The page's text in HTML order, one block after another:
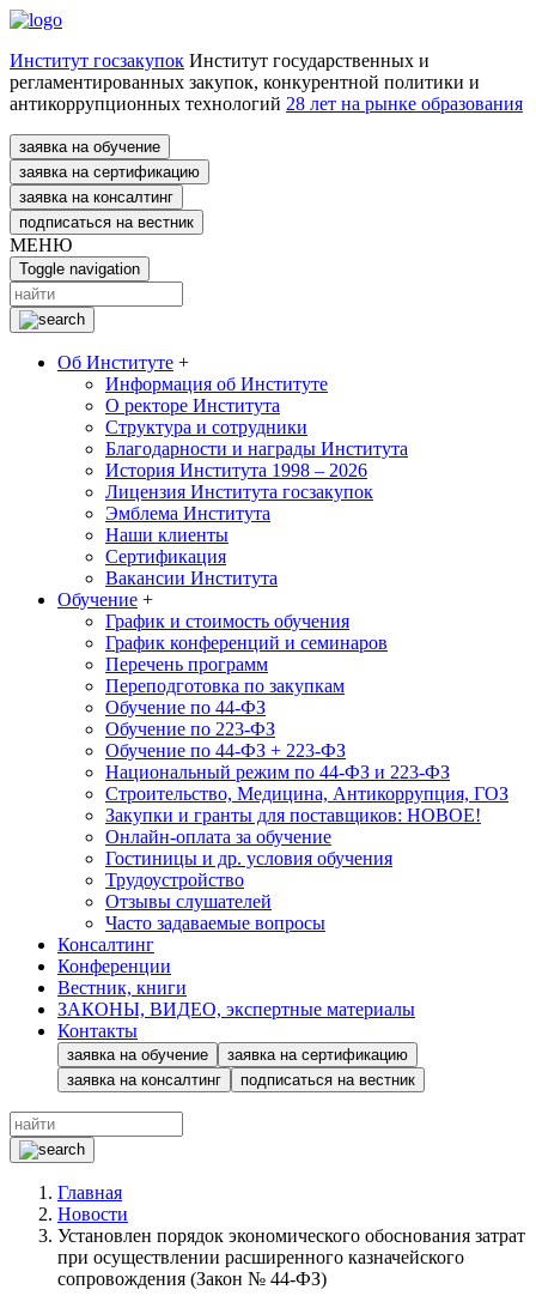
Институт госзакупок Институт государственных и
регламентированных закупок, конкурентной политики и
антикоррупционных технологий 28 лет на рынке образования
заявка на обучение
заявка на сертификацию
заявка на консалтинг
подписаться на вестник
МЕНЮ
Toggle navigation
Об Институте +
Информация об Институте
О ректоре Института
Структура и сотрудники
Благодарности и награды Института
История Института 1998 – 2026
Лицензия Института госзакупок
Эмблема Института
Наши клиенты
Сертификация
Вакансии Института
Обучение +
График и стоимость обучения
График конференций и семинаров
Перечень программ
Переподготовка по закупкам
Обучение по 44-ФЗ
Обучение по 223-ФЗ
Обучение по 44-ФЗ + 223-ФЗ
Национальный режим по 44-ФЗ и 223-ФЗ
Строительство, Медицина, Антикоррупция, ГОЗ
Закупки и гранты для поставщиков: НОВОЕ!
Онлайн-оплата за обучение
Гостиницы и др. условия обучения
Трудоустройство
Отзывы слушателей
Часто задаваемые вопросы
Консалтинг
Конференции
Вестник, книги
ЗАКОНЫ, ВИДЕО, экспертные материалы
Контакты
заявка на обучение
заявка на сертификацию
заявка на консалтинг
подписаться на вестник
Главная
Новости
Установлен порядок экономического обоснования затрат
при осуществлении расширенного казначейского
сопровождения (Закон № 44-ФЗ)